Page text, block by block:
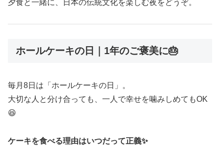
夕食と一緒に、日本の伝統文化を楽しむ夜をどうぞ。
ホールケーキの日｜1年のご褒美に🎂
毎月8日は「ホールケーキの日」。
大切な人と分け合っても、一人で幸せを噛みしめてもOK
😆
ケーキを食べる理由はいつだって正義✨